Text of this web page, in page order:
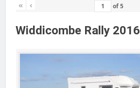
« ‹ of5
Widdicombe Rally 2016